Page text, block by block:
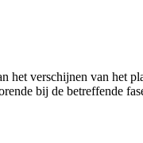
het verschijnen van het
bij de betreffende